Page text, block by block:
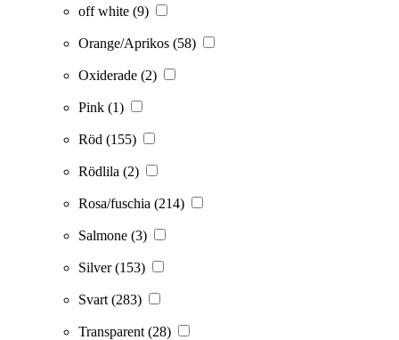
off white (9)
Orange/Aprikos (58)
Oxiderade (2)
Pink (1)
Röd (155)
Rödlila (2)
Rosa/fuschia (214)
Salmone (3)
Silver(153)
Svart (283)
Transparent (28)